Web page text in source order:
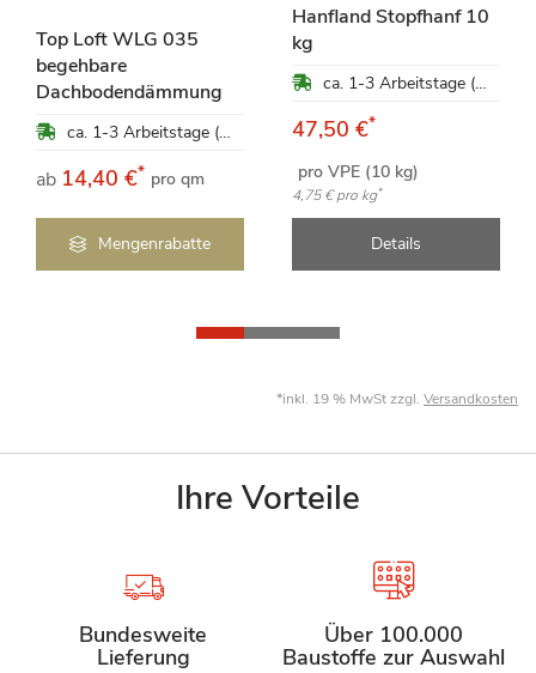
Top Loft WLG 035
begehbare
Dachbodendämmung
ca. 1-3 Arbeitstage (Mo-Fr)
ab 14,40 €* pro qm
Mengenrabatte
Hanfland Stopfhanf 10
kg
ca. 1-3 Arbeitstage (Mo-Fr)
47,50 €*
pro VPE (10 kg)
4,75 €pro kg*
Details
*inkl. 19 % MwSt zzgl. Versandkosten
Ihre Vorteile
Bundesweite
Lieferung
Über 100.000
Baustoffe zur Auswahl